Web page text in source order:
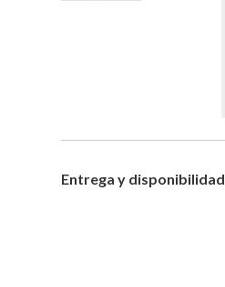
Entrega y disponibilidad